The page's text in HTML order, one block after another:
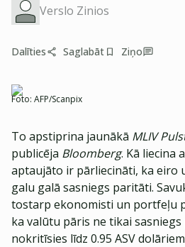
Verslo Zinios
Dalīties Saglabāt Ziņo
Foto: AFP/Scanpix
To apstiprina jaunākā MLIV
publicēja Bloomberg. Kā liecina
aptaujāto ir pārliecināti, ka eiro
galu galā sasniegs paritāti.
tostarp ekonomisti un portfeļu
ka valūtu pāris ne tikai
nokritīsies līdz 0.95 ASV